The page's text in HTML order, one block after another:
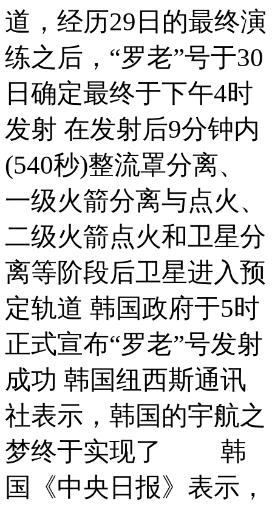
道，经历29日的最终演
练之后，“罗老”号于30
日确定最终于下午4时
发射 在发射后9分钟内
(540秒)整流罩分离、
一级火箭分离与点火、
二级火箭点火和卫星分
离等阶段后卫星进入预
定轨道 韩国政府于5时
正式宣布“罗老”号发射
成功 韩国纽西斯通讯
社表示，韩国的宇航之
梦终于实现了 韩
国《中央日报》表示，